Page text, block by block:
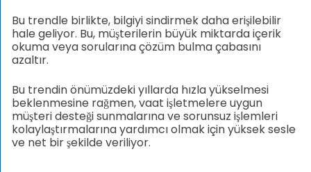
Bu trendle birlikte, bilgiyi sindirmek daha erişilebilir
hale geliyor. Bu, müşterilerin büyük miktarda içerik
okuma veya sorularına çözüm bulma çabasını
azaltır.
Bu trendin önümüzdeki yıllarda hızla yükselmesi
beklenmesine rağmen, vaat işletmelere uygun
müşteri desteği sunmalarına ve sorunsuz işlemleri
kolaylaştırmalarına yardımcı olmak için yüksek sesle
ve net bir şekilde veriliyor.